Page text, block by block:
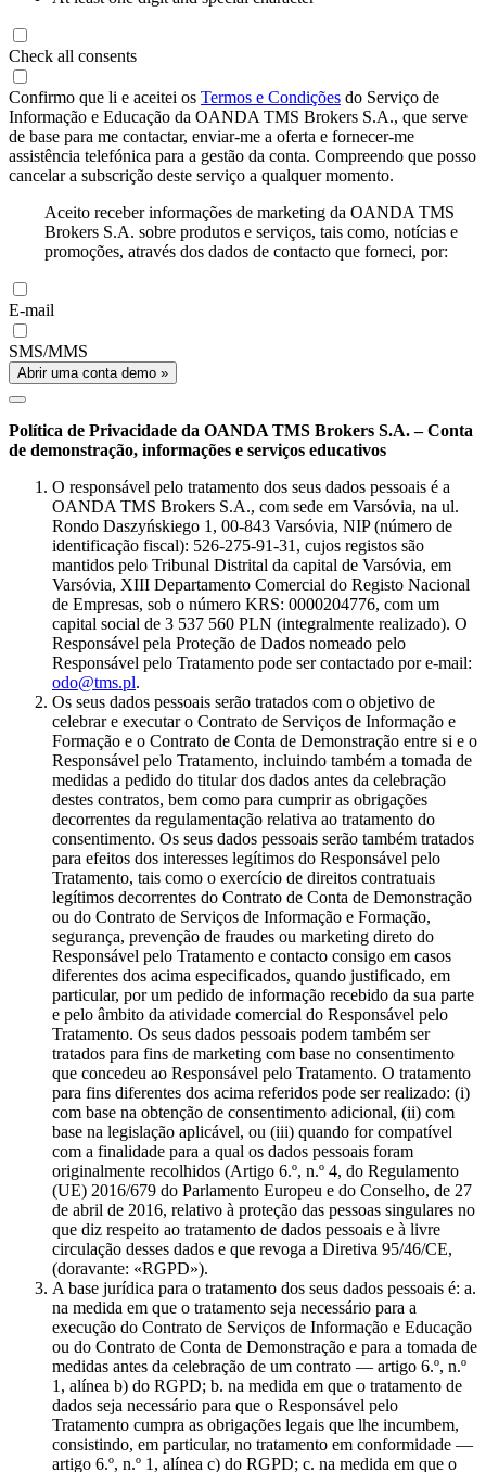
Check all consents
Confirmo que li e aceitei os Termos e Condições do Serviço de
Informação e Educação da OANDA TMS Brokers S.A., que serve
de base para me contactar, enviar-me a oferta e fornecer-me
assistência telefónica para a gestão da conta. Compreendo que posso
cancelar a subscrição deste serviço a qualquer momento.
Aceito receber informações de marketing da OANDA TMS
Brokers S.A. sobre produtos e serviços, tais como, notícias e
promoções, através dos dados de contacto que forneci, por:
E-mail
SMS/MMS
Abrir uma conta demo »
Política de Privacidade da OANDA TMS Brokers S.A. – Conta
de demonstração, informações e serviços educativos
O responsável pelo tratamento dos seus dados pessoais é a
OANDA TMS Brokers S.A., com sede em Varsóvia, na ul.
Rondo Daszyńskiego 1, 00-843 Varsóvia, NIP (número de
identificação fiscal): 526-275-91-31, cujos registos são
mantidos pelo Tribunal Distrital da capital de Varsóvia, em
Varsóvia, XIII Departamento Comercial do Registo Nacional
de Empresas, sob o número KRS: 0000204776, com um
capital social de 3 537 560 PLN (integralmente realizado). O
Responsável pela Proteção de Dados nomeado pelo
Responsável pelo Tratamento pode ser contactado por e-mail:
odo@tms.pl.
Os seus dados pessoais serão tratados com o objetivo de
celebrar e executar o Contrato de Serviços de Informação e
Formação e o Contrato de Conta de Demonstração entre si e o
Responsável pelo Tratamento, incluindo também a tomada de
medidas a pedido do titular dos dados antes da celebração
destes contratos, bem como para cumprir as obrigações
decorrentes da regulamentação relativa ao tratamento do
consentimento. Os seus dados pessoais serão também tratados
para efeitos dos interesses legítimos do Responsável pelo
Tratamento, tais como o exercício de direitos contratuais
legítimos decorrentes do Contrato de Conta de Demonstração
ou do Contrato de Serviços de Informação e Formação,
segurança, prevenção de fraudes ou marketing direto do
Responsável pelo Tratamento e contacto consigo em casos
diferentes dos acima especificados, quando justificado, em
particular, por um pedido de informação recebido da sua parte
e pelo âmbito da atividade comercial do Responsável pelo
Tratamento. Os seus dados pessoais podem também ser
tratados para fins de marketing com base no consentimento
que concedeu ao Responsável pelo Tratamento. O tratamento
para fins diferentes dos acima referidos pode ser realizado: (i)
com base na obtenção de consentimento adicional, (ii) com
base na legislação aplicável, ou (iii) quando for compatível
com a finalidade para a qual os dados pessoais foram
originalmente recolhidos (Artigo 6.º, n.º 4, do Regulamento
(UE) 2016/679 do Parlamento Europeu e do Conselho, de 27
de abril de 2016, relativo à proteção das pessoas singulares no
que diz respeito ao tratamento de dados pessoais e à livre
circulação desses dados e que revoga a Diretiva 95/46/CE,
(doravante: «RGPD»).
A base jurídica para o tratamento dos seus dados pessoais é: a.
na medida em que o tratamento seja necessário para a
execução do Contrato de Serviços de Informação e Educação
ou do Contrato de Conta de Demonstração e para a tomada de
medidas antes da celebração de um contrato — artigo 6.º, n.º
1, alínea b) do RGPD; b. na medida em que o tratamento de
dados seja necessário para que o Responsável pelo
Tratamento cumpra as obrigações legais que lhe incumbem,
consistindo, em particular, no tratamento em conformidade —
artigo 6.º, n.º 1, alínea c) do RGPD; c. na medida em que o